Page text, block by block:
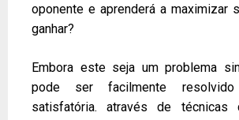
oponente e aprenderá a maximizar
ganhar?
Embora este seja um problema
pode ser facilmente
satisfatória. através de técnicas